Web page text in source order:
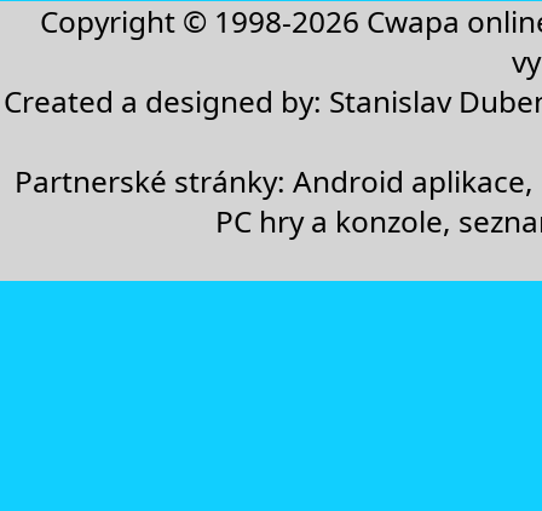
Copyright © 1998-2026 Cwapa
Created a designed by: Stanislav
Partnerské stránky:Android aplikace,
PC hry a konzole,